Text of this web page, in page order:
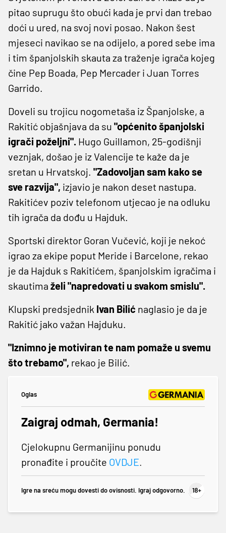
pitao suprugu što obući kada je prvi dan trebao
doći u ured, na svoj novi posao. Nakon šest
mjeseci navikao se na odijelo, a pored sebe ima
i tim španjolskih skauta za traženje igrača kojeg
čine Pep Boada, Pep Mercader i Juan Torres
Garrido.
Doveli su trojicu nogometaša iz Španjolske, a
Rakitić objašnjava da su "općenito španjolski
igrači poželjni". Hugo Guillamon, 25-godišnji
veznjak, došao je iz Valencije te kaže da je
sretan u Hrvatskoj. "Zadovoljan sam kako se
sve razvija", izjavio je nakon deset nastupa.
Rakitićev poziv telefonom utjecao je na odluku
tih igrača da dođu u Hajduk.
Sportski direktor Goran Vučević, koji je nekoć
igrao za ekipe poput Meride i Barcelone, rekao
je da Hajduk s Rakitićem, španjolskim igračima i
skautima želi "napredovati u svakom smislu".
Klupski predsjednik Ivan Bilić naglasio je da je
Rakitić jako važan Hajduku.
"Iznimno je motiviran te nam pomaže u svemu
što trebamo", rekao je Bilić.
Oglas
Zaigraj odmah, Germania!
Cjelokupnu Germanijinu ponudu
pronađite i proučite OVDJE.
Igre na sreću mogu dovesti do ovisnosti. Igraj odgovorno.